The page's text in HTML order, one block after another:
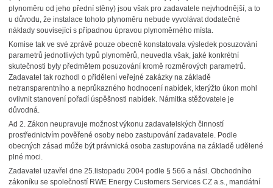
plynoměru od jeho přední stěny) jsou však pro zadavatele nejvhodnější, a to
u důvodu, že instalace tohoto plynoměru nebude vyvolávat dodatečné
náklady související s případnou úpravou plynoměrného místa.
Komise tak ve své zprávě pouze obecně konstatovala výsledek posuzování
parametrů jednotlivých typů plynoměrů, neuvedla však, jaké konkrétní
skutečnosti byly předmětem posuzování kromě rozměrových parametrů.
Zadavatel tak rozhodl o přidělení veřejné zakázky na základě
netransparentního a neprůkazného hodnocení nabídek, kterýžto úkon mohl
ovlivnit stanovení pořadí úspěšnosti nabídek. Námitka stěžovatele je
důvodná.
Ad 2. Zákon neupravuje možnost výkonu zadavatelských činností
prostřednictvím pověřené osoby nebo zastupování zadavatele. Podle
obecných zásad může být právnická osoba zastupována na základě udělené
plné moci.
Zadavatel uzavřel dne 25.listopadu 2004 podle § 566 a násl. Obchodního
zákoníku se společností RWE Energy Customers Services CZ a.s., mandátní